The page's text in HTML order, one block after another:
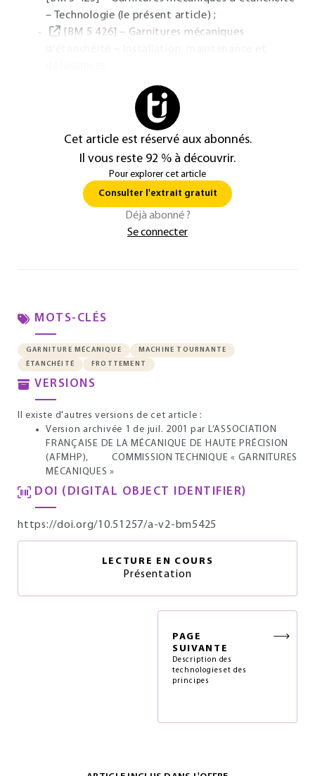
– Technologie (le présent article) ;
[BM 5 426] – Garnitures mécaniques
Cet article est réservé aux abonnés.
Il vous reste 92 % à découvrir.
Pour explorer cet article
Consulter l'extrait gratuit
Déjà abonné ?
Se connecter
MOTS-CLÉS
GARNITURE MÉCANIQUE
MACHINE TOURNANTE
ÉTANCHÉITÉ
FROTTEMENT
VERSIONS
Il existe d'autres versions de cet article :
Version archivée 1 de juil. 2001 par L’ASSOCIATION
FRANÇAISE DE LA MÉCANIQUE DE HAUTE PRÉCISION
(AFMHP), COMMISSION TECHNIQUE « GARNITURES
MÉCANIQUES »
DOI (DIGITAL OBJECT IDENTIFIER)
https://doi.org/10.51257/a-v2-bm5425
LECTURE EN COURS
Présentation
PAGE
SUIVANTE
Description des
technologies et des
principes